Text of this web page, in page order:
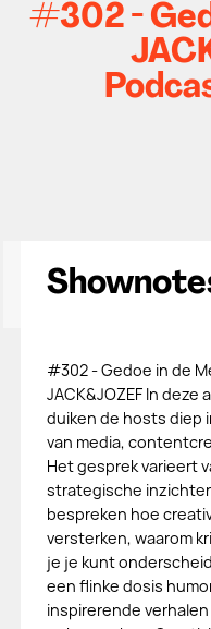
#302 -
#302 - Gedoe in de
JACK&JOZEF In deze
duiken de hosts diep
van media,
Het gesprek varieert
strategische
bespreken hoe
versterken, waarom
je je kunt
een flinke dosis
inspirerende